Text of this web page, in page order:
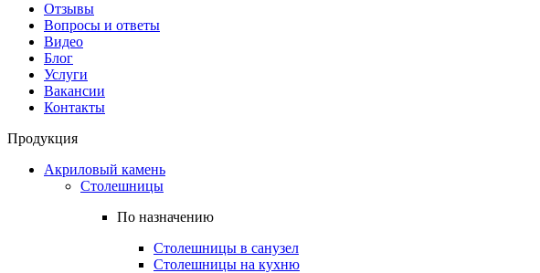
Отзывы
Вопросы и ответы
Видео
Блог
Услуги
Вакансии
Контакты
Продукция
Акриловый камень
Столешницы
По назначению
Столешницы в санузел
Столешницы на кухню